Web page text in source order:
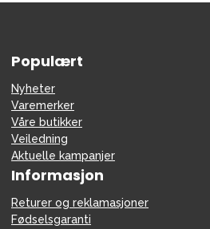
Populært
Nyheter
Varemerker
Våre butikker
Veiledning
Aktuelle kampanjer
Informasjon
Returer og reklamasjoner
Fødselsgaranti